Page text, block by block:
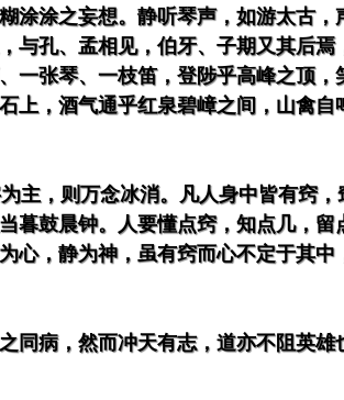
涂涂之妄想。静听琴声，如游太古，
与孔、孟相见，伯牙、子期又其后焉
一张琴、一枝笛，登陟乎高峰之顶，
上，酒气通乎红泉碧嶂之间，山禽自
主，则万念冰消。凡人身中皆有窍，
暮鼓晨钟。人要懂点窍，知点几，留
心，静为神，虽有窍而心不定于其中
同病，然而冲天有志，道亦不阻英雄